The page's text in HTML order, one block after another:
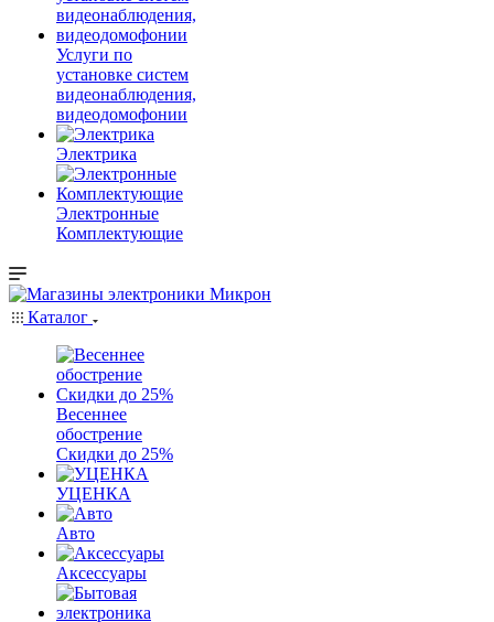
Услуги по
установке систем
видеонаблюдения,
видеодомофонии
Электрика
Электронные
Комплектующие
Каталог
Весеннее
обострение
Скидки до 25%
УЦЕНКА
Авто
Аксессуары